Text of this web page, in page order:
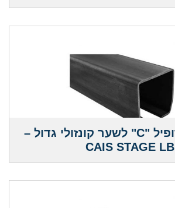
מסילה בפרופיל "C" לשער קונזולי גדול –
CAIS STAGE LB